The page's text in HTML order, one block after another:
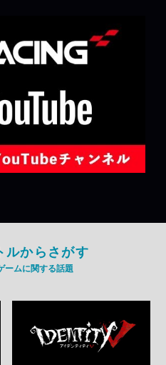
ルからさがす
ームに関する話題